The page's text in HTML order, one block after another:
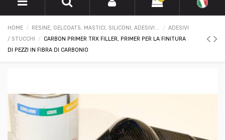
HOME RESINE, GELCOATS, MASTICI, SILICONI, ADESIVI...
ADESIVI
/ STUCCHI
CARBON PRIMER TRX FILLER, PRIMER PER LA FINITURA
DI PEZZI IN FIBRA DI CARBONIO